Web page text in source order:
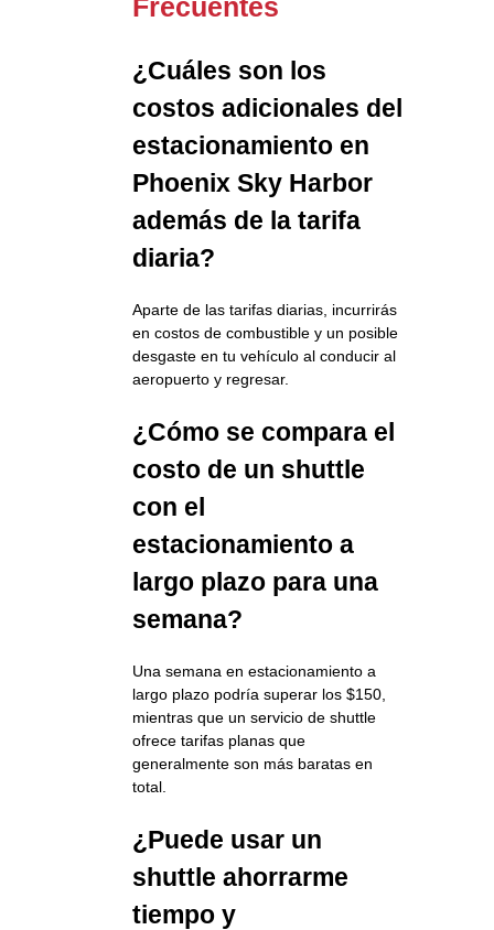
Frecuentes
¿Cuáles son los
costos adicionales del
estacionamiento en
Phoenix Sky Harbor
además de la tarifa
diaria?
Aparte de las tarifas diarias, incurrirás
en costos de combustible y un posible
desgaste en tu vehículo al conducir al
aeropuerto y regresar.
¿Cómo se compara el
costo de un shuttle
con el
estacionamiento a
largo plazo para una
semana?
Una semana en estacionamiento a
largo plazo podría superar los $150,
mientras que un servicio de shuttle
ofrece tarifas planas que
generalmente son más baratas en
total.
¿Puede usar un
shuttle ahorrarme
tiempo y